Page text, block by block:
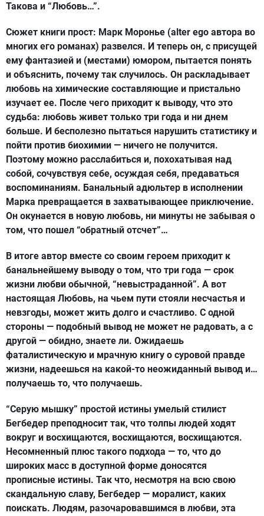
Такова и “Любовь…”.
Сюжет книги прост: Марк Моронье (alter ego автора во
многих его романах) развелся. И теперь он, с присущей
ему фантазией и (местами) юмором, пытается понять
и объяснить, почему так случилось. Он раскладывает
любовь на химические составляющие и пристально
изучает ее. После чего приходит к выводу, что это
судьба: любовь живет только три года и ни днем
больше. И бесполезно пытаться нарушить статистику и
пойти против биохимии — ничего не получится.
Поэтому можно расслабиться и, похохатывая над
собой, сочувствуя себе, осуждая себя, предаваться
воспоминаниям. Банальный адюльтер в исполнении
Марка превращается в захватывающее приключение.
Он окунается в новую любовь, ни минуты не забывая о
том, что пошел “обратный отсчет”…
В итоге автор вместе со своим героем приходит к
банальнейшему выводу о том, что три года — срок
жизни любви обычной, “невыстраданной”. А вот
настоящая Любовь, на чьем пути стояли несчастья и
невзгоды, может жить долго и счастливо. С одной
стороны — подобный вывод не может не радовать, а с
другой — обидно, знаете ли. Ожидаешь
фаталистическую и мрачную книгу о суровой правде
жизни, надеешься на какой-то неожиданный вывод и…
получаешь то, что получаешь.
“Серую мышку” простой истины умелый стилист
Бегбедер преподносит так, что толпы людей ходят
вокруг и восхищаются, восхищаются, восхищаются.
Несомненный плюс такого подхода — то, что до
широких масс в доступной форме доносятся
прописные истины. Так что, несмотря на всю свою
скандальную славу, Бегбедер — моралист, каких
поискать. Людям, разочаровавшимся в любви, эта